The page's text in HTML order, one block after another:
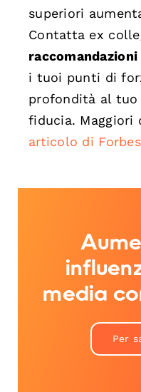
superiori
Contatta ex
raccomandazioni
i tuoi punti di
profondità al
fiducia. Maggiori
articolo di Forbes
media
Per